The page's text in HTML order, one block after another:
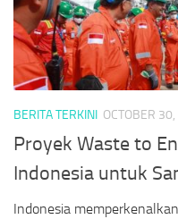
BERITA TERKINI OCTOBER
Proyek Waste to
Indonesia untuk
Indonesia